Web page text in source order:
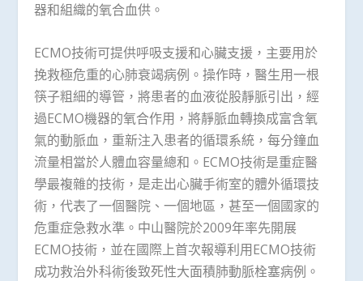
器和組織的氧合血供。
ECMO技術可提供呼吸支援和心臟支援，主要用於
挽救極危重的心肺衰竭病例。操作時，醫生用一根
筷子粗細的導管，將患者的血液從股靜脈引出，經
過ECMO機器的氧合作用，將靜脈血轉換成富含氧
氣的動脈血，重新注入患者的循環系統，每分鐘血
流量相當於人體血容量總和。ECMO技術是重症醫
學最複雜的技術，是走出心臟手術室的體外循環技
術，代表了一個醫院、一個地區，甚至一個國家的
危重症急救水準。中山醫院於2009年率先開展
ECMO技術，並在國際上首次報導利用ECMO技術
成功救治外科術後致死性大面積肺動脈栓塞病例。